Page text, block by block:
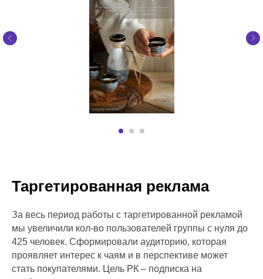
Таргетированная реклама
За весь период работы с таргетированной рекламой
мы увеличили кол-во пользователей группы с нуля до
425 человек. Сформировали аудиторию, которая
проявляет интерес к чаям и в перспективе может
стать покупателями. Цель РК – подписка на
SEO-продвижение
Контекстная реклама
Продвижение сайтов
Разработка сайтов
Ведение и продвижение MAX
Продвижение Telegram
Продвижение личного бренда с AI
Таргетированная реклама
Продвижение в RuStore
Сторисмейкер
Продвижение личного бренда
Продвижение в Reels
Разработка SMM-стратегии
Продвижение TenChat
Продвижение Instagram
Продвижение Facebook
Продвижение в Одноклассниках